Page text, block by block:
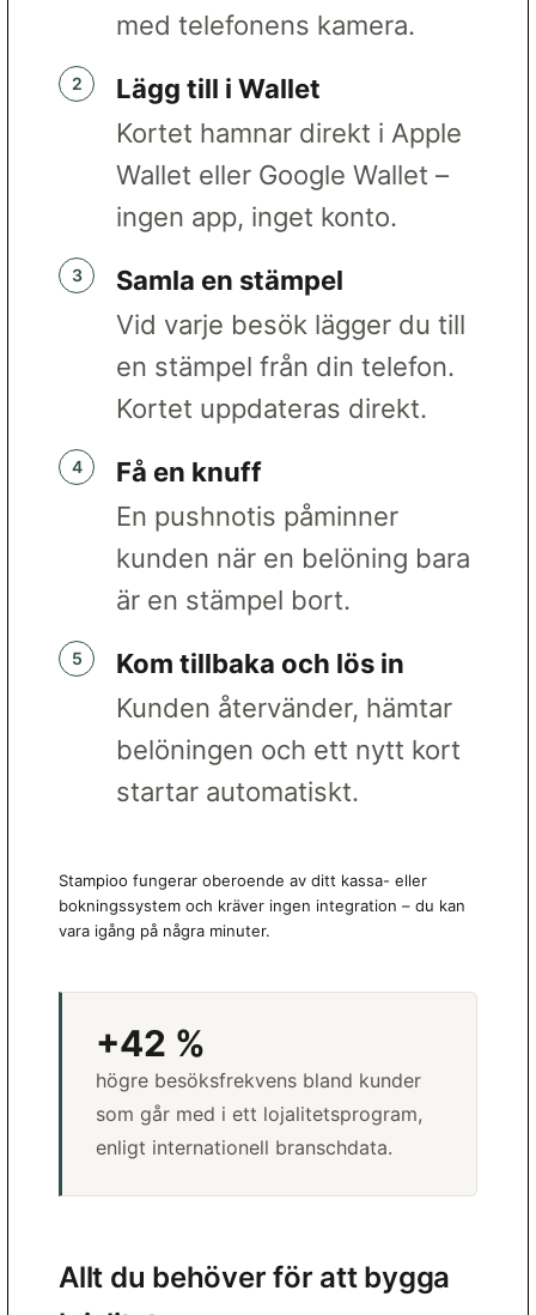
med telefonens kamera.
Lägg till i Wallet
Kortet hamnar direkt i Apple
Wallet eller Google Wallet –
ingen app, inget konto.
Samla en stämpel
Vid varje besök lägger du till
en stämpel från din telefon.
Kortet uppdateras direkt.
Få en knuff
En pushnotis påminner
kunden när en belöning bara
är en stämpel bort.
Kom tillbaka och lös in
Kunden återvänder, hämtar
belöningen och ett nytt kort
startar automatiskt.
Stampioo fungerar oberoende av ditt kassa- eller
bokningssystem och kräver ingen integration – du kan
vara igång på några minuter.
+42 %
högre besöksfrekvens bland kunder
som går med i ett lojalitetsprogram,
enligt internationell branschdata.
Allt du behöver för att bygga